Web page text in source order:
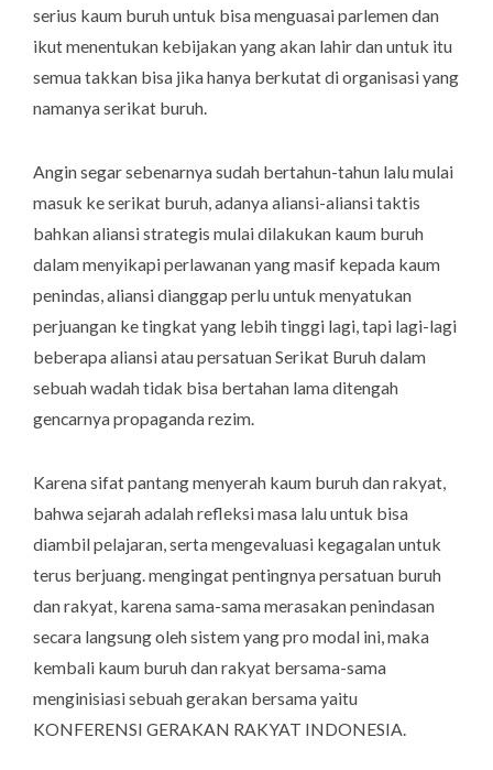
serius kaum buruh untuk bisa menguasai parlemen dan
ikut menentukan kebijakan yang akan lahir dan untuk itu
semua takkan bisa jika hanya berkutat di organisasi yang
namanya serikat buruh.
Angin segar sebenarnya sudah bertahun-tahun lalu mulai
masuk ke serikat buruh, adanya aliansi-aliansi taktis
bahkan aliansi strategis mulai dilakukan kaum buruh
dalam menyikapi perlawanan yang masif kepada kaum
penindas, aliansi dianggap perlu untuk menyatukan
perjuangan ke tingkat yang lebih tinggi lagi, tapi lagi-lagi
beberapa aliansi atau persatuan Serikat Buruh dalam
sebuah wadah tidak bisa bertahan lama ditengah
gencarnya propaganda rezim.
Karena sifat pantang menyerah kaum buruh dan rakyat,
bahwa sejarah adalah refleksi masa lalu untuk bisa
diambil pelajaran, serta mengevaluasi kegagalan untuk
terus berjuang. mengingat pentingnya persatuan buruh
dan rakyat, karena sama-sama merasakan penindasan
secara langsung oleh sistem yang pro modal ini, maka
kembali kaum buruh dan rakyat bersama-sama
menginisiasi sebuah gerakan bersama yaitu
KONFERENSI GERAKAN RAKYAT INDONESIA.